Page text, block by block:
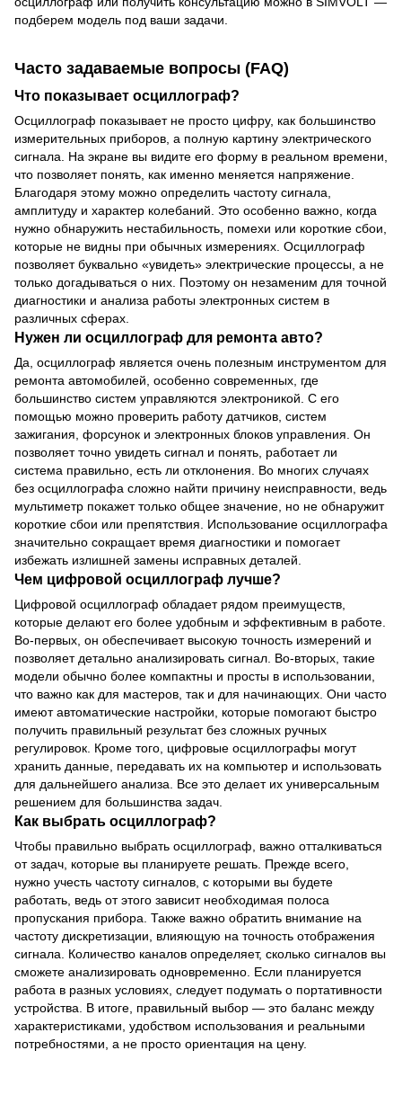
подберем модель под ваши задачи.
Часто задаваемые вопросы (FAQ)
Что показывает осциллограф?
Осциллограф показывает не просто цифру, как большинство
измерительных приборов, а полную картину электрического
сигнала. На экране вы видите его форму в реальном времени,
что позволяет понять, как именно меняется напряжение.
Благодаря этому можно определить частоту сигнала,
амплитуду и характер колебаний. Это особенно важно, когда
нужно обнаружить нестабильность, помехи или короткие сбои,
которые не видны при обычных измерениях. Осциллограф
позволяет буквально «увидеть» электрические процессы, а не
только догадываться о них. Поэтому он незаменим для точной
диагностики и анализа работы электронных систем в
различных сферах.
Нужен ли осциллограф для ремонта авто?
Да, осциллограф является очень полезным инструментом для
ремонта автомобилей, особенно современных, где
большинство систем управляются электроникой. С его
помощью можно проверить работу датчиков, систем
зажигания, форсунок и электронных блоков управления. Он
позволяет точно увидеть сигнал и понять, работает ли
система правильно, есть ли отклонения. Во многих случаях
без осциллографа сложно найти причину неисправности, ведь
мультиметр покажет только общее значение, но не обнаружит
короткие сбои или препятствия. Использование осциллографа
значительно сокращает время диагностики и помогает
избежать излишней замены исправных деталей.
Чем цифровой осциллограф лучше?
Цифровой осциллограф обладает рядом преимуществ,
которые делают его более удобным и эффективным в работе.
Во-первых, он обеспечивает высокую точность измерений и
позволяет детально анализировать сигнал. Во-вторых, такие
модели обычно более компактны и просты в использовании,
что важно как для мастеров, так и для начинающих. Они часто
имеют автоматические настройки, которые помогают быстро
получить правильный результат без сложных ручных
регулировок. Кроме того, цифровые осциллографы могут
хранить данные, передавать их на компьютер и использовать
для дальнейшего анализа. Все это делает их универсальным
решением для большинства задач.
Как выбрать осциллограф?
Чтобы правильно выбрать осциллограф, важно отталкиваться
от задач, которые вы планируете решать. Прежде всего,
нужно учесть частоту сигналов, с которыми вы будете
работать, ведь от этого зависит необходимая полоса
пропускания прибора. Также важно обратить внимание на
частоту дискретизации, влияющую на точность отображения
сигнала. Количество каналов определяет, сколько сигналов вы
сможете анализировать одновременно. Если планируется
работа в разных условиях, следует подумать о портативности
устройства. В итоге, правильный выбор — это баланс между
характеристиками, удобством использования и реальными
потребностями, а не просто ориентация на цену.